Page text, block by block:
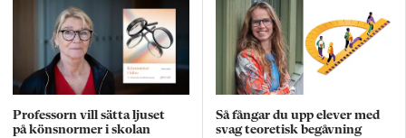
Professorn vill sätta ljuset
på könsnormer i skolan
Så fångar du upp elever med
svag teoretisk begåvning